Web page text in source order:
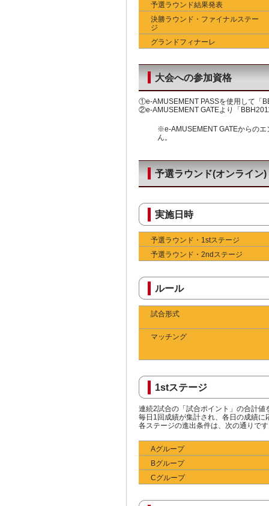
予選ラウンド結果発表
決勝ラウンド・ファイナルステー
ジ
グランドフィナーレ
大会への参加資格
①e-AMUSEMENT PASSを使用して「
②e-AMUSEMENT GATEより「
※e-AMUSEMENT GATEからのエ
ん。
予選ラウンド(オンライン)
実施日時
予選ラウンド・1stステージ
予選ラウンド・2ndステージ
ルール
試合形式
マッチング
1stステージ
連続2試合の「試合ポイント」の合計値
毎日1回成績が集計され、各日の成績
各ステージの進出条件は、次の通りで
Aグループ
Bグループ
Cグループ